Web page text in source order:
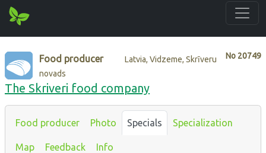
No 20749
Food producer
Latvia, Vidzeme, Skrīveru
novads
The Skriveri food company
Food producer Photo Specials Specialization
Map Feedback Info